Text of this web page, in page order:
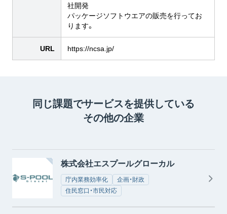
社開発
パッケージソフトウエアの販売を行ってお
ります。
URL https://ncsa.jp/
同じ課題でサービスを提供している
その他の企業
株式会社エスプールグローカル
庁内業務効率化
企画・財政
住民窓口・市民対応